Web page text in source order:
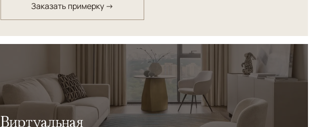
Заказать примерку →
Виртуальная